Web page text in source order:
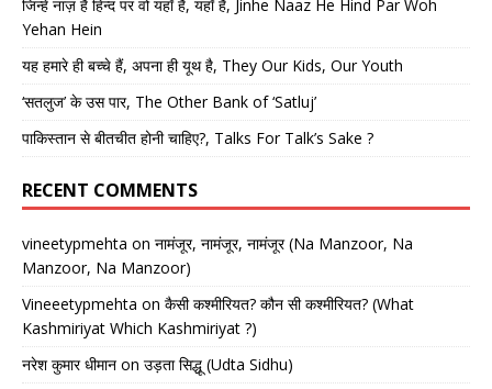
जिन्हें नाज़ है हिन्द पर वो यहाँ हैं, यहाँ हैं, Jinhe Naaz He Hind Par Woh
Yehan Hein
यह हमारे ही बच्चे हैं, अपना ही यूथ है, They Our Kids, Our Youth
‘सतलुज’ के उस पार, The Other Bank of ‘Satluj’
पाकिस्तान से बीतचीत होनी चाहिए?, Talks For Talk’s Sake ?
RECENT COMMENTS
vineetypmehta on नामंजूर, नामंजूर, नामंजूर (Na Manzoor, Na
Manzoor, Na Manzoor)
Vineeetypmehta on कैसी कश्मीरियत? कौन सी कश्मीरियत? (What
Kashmiriyat Which Kashmiriyat ?)
नरेश कुमार धीमान on उड़ता सिद्धू (Udta Sidhu)